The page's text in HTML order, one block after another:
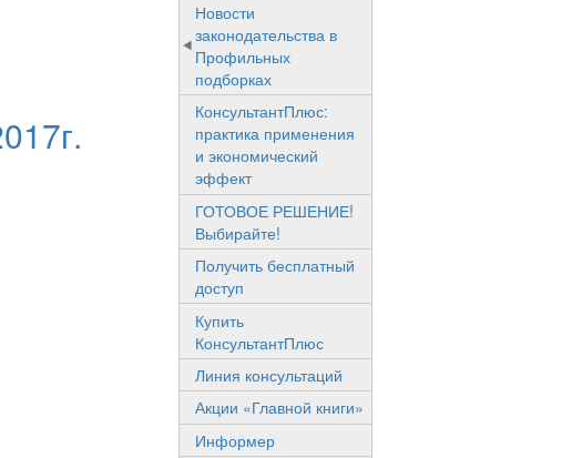
Новости
законодательства в
Профильных
подборках
КонсультантПлюс:
практика применения
и экономический
эффект
ГОТОВОЕ РЕШЕНИЕ!
Выбирайте!
Получить бесплатный
доступ
Купить
КонсультантПлюс
Линия консультаций
Акции «Главной книги»
Информер